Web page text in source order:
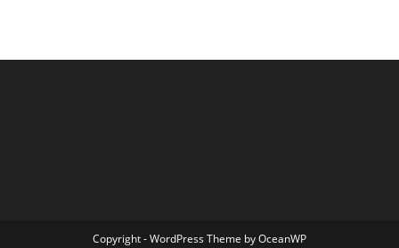
Copyright - WordPress Theme by OceanWP